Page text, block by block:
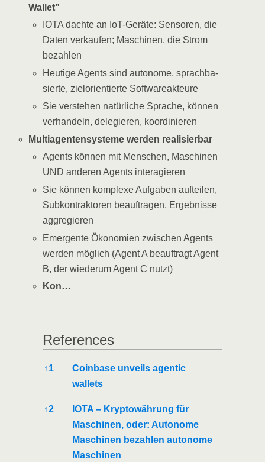
Wallet”
IOTA dach­te an IoT-Gerä­te: Sen­so­ren, die
Daten ver­kau­fen; Maschi­nen, die Strom
bezahlen
Heu­ti­ge Agents sind auto­no­me, sprach­ba­
sier­te, ziel­ori­en­tier­te Softwareakteure
Sie ver­ste­hen natür­li­che Spra­che, kön­nen
ver­han­deln, dele­gie­ren, koordinieren
Mul­ti­agen­ten­sys­te­me wer­den realisierbar
Agents kön­nen mit Men­schen, Maschi­nen
UND ande­ren Agents interagieren
Sie kön­nen kom­ple­xe Auf­ga­ben auf­tei­len,
Sub­kon­trak­to­ren beauf­tra­gen, Ergeb­nis­se
aggregieren
Emer­gen­te Öko­no­mien zwi­schen Agents
wer­den mög­lich (Agent A beauf­tragt Agent
B, der wie­der­um Agent C nutzt)
Kon…
Refe­ren­ces
Refe­ren­ces
↑1
Coin­ba­se unveils agen­tic
wallets
↑2
IOTA – Kryp­to­wäh­rung für
Maschi­nen, oder: Auto­no­me
Maschi­nen bezah­len auto­no­me
Maschinen